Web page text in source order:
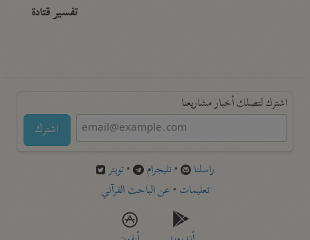
تفسير قتادة
اشترك لتصلك أخبار مشاريعنا
اشترك
راسلنا •تليجرام •تويتر
تعليمات •عن الباحث القرآني